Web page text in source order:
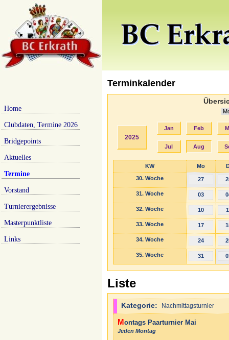
Home
Clubdaten, Termine 2026
Bridgepoints
Aktuelles
Termine
Vorstand
Turnierergebnisse
Masterpunktliste
Links
Terminkalender
2025
Jan Feb
Jul Aug
KW Mo
30. Woche
27
31. Woche 03
32. Woche 10
33. Woche 17
34. Woche 24
35. Woche 31
Liste
Kategorie: Nachmittagsturnier
Montags Paarturnier Mai
Jeden Montag